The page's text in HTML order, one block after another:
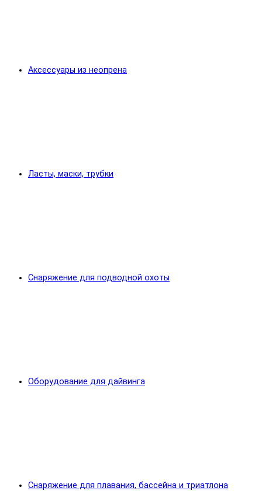
Аксессуары из неопрена
Ласты, маски, трубки
Снаряжение для подводной охоты
Оборудование для дайвинга
Снаряжение для плавания, бассейна и триатлона